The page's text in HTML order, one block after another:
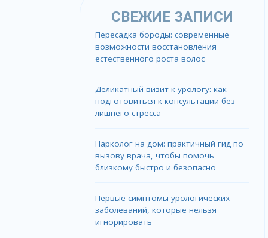
СВЕЖИЕ ЗАПИСИ
Пересадка бороды: современные
возможности восстановления
естественного роста волос
Деликатный визит к урологу: как
подготовиться к консультации без
лишнего стресса
Нарколог на дом: практичный гид по
вызову врача, чтобы помочь
близкому быстро и безопасно
Первые симптомы урологических
заболеваний, которые нельзя
игнорировать